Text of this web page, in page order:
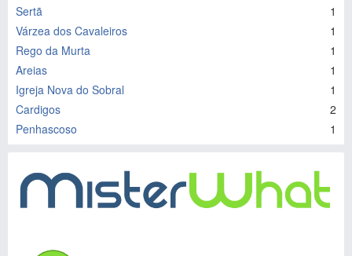
Sertã
1
Várzea dos Cavaleiros
1
Rego da Murta
1
Areias
1
Igreja Nova do Sobral
1
Cardigos
2
Penhascoso
1